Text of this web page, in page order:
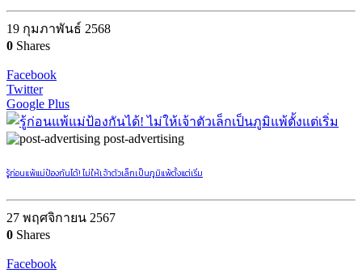
19 กุมภาพันธ์ 2568
0 Shares
Facebook
Twitter
Google Plus
post-advertising
รู้ก่อนแพ้แม่ป้องกันได้! ไม่ให้เจ้าตัวเล็กเป็นภูมิแพ้ตั้งแต่เริ่ม
27 พฤศจิกายน 2567
0 Shares
Facebook